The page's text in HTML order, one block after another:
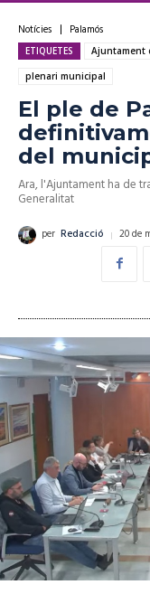
Notícies Palamós
ETIQUETES Ajuntament
plenari municipal
El ple de
del
Ara, l'Ajuntament ha de
Generalitat
per Redacció 20 de